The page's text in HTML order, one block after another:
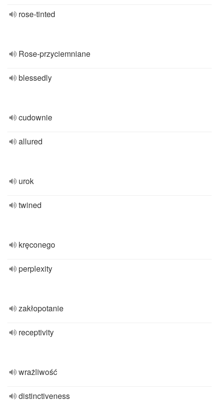
rose-tinted
Rose-przyciemniane
blessedly
cudownie
allured
urok
twined
kręconego
perplexity
zakłopotanie
receptivity
wrażliwość
distinctiveness